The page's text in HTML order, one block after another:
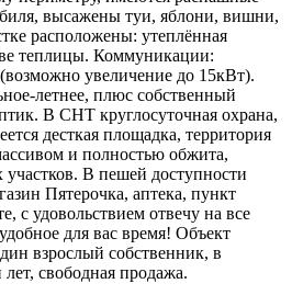
высажены туи, яблони, вишни,
расположены: утеплённая
теплицы. Коммуникации:
увеличение до 15кВт).
летнее, плюс собственный
В СНТ круглосуточная охрана,
десткая площадка, территория
и полностью обжита,
участков. В пешей доступности
Пятерочка, аптека, пункт
с удовольствием отвечу на все
для вас время! Объект
взрослый собственник, в
свободная продажа.